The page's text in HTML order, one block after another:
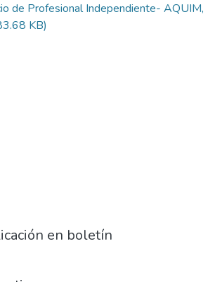
de Profesional Independiente- AQUIM,
KB)
en boletín